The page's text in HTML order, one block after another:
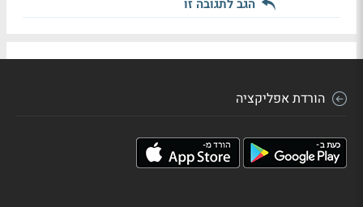
הגב לתגובה זו
הורדת אפליקציה